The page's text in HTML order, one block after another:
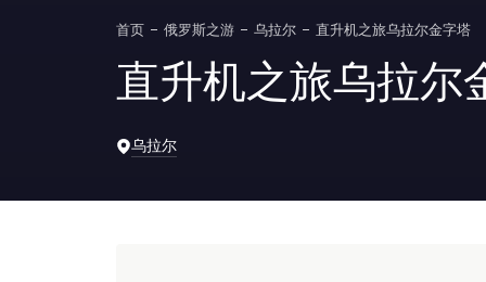
首页 俄罗斯之游 乌拉尔 直升机之旅乌拉尔金字塔
直升机之旅乌拉尔
乌拉尔